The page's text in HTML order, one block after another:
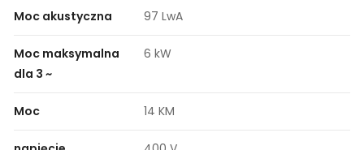
Moc akustyczna 97 LwA
Moc maksymalna
dla 3 ~
6 kW
Moc 14 KM